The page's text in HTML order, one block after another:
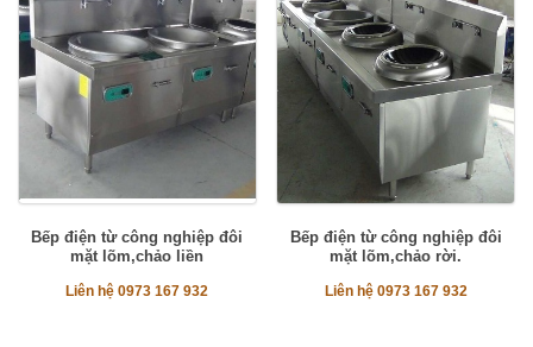
Bếp điện từ công nghiệp đôi
mặt lõm,chảo liền
Liên hệ 0973 167 932
Bếp điện từ công nghiệp đôi
mặt lõm,chảo rời.
Liên hệ 0973 167 932